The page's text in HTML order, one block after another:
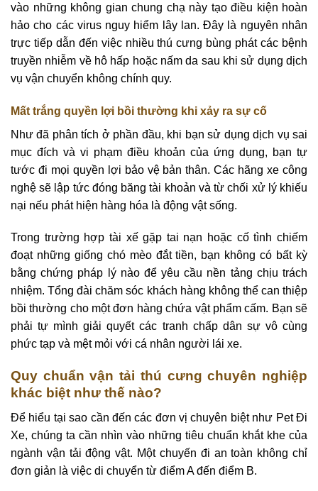
vào những không gian chung chạ này tạo điều kiện hoàn
hảo cho các virus nguy hiểm lây lan. Đây là nguyên nhân
trực tiếp dẫn đến việc nhiều thú cưng bùng phát các bệnh
truyền nhiễm về hô hấp hoặc nấm da sau khi sử dụng dịch
vụ vận chuyển không chính quy.
Mất trắng quyền lợi bồi thường khi xảy ra sự cố
Như đã phân tích ở phần đầu, khi bạn sử dụng dịch vụ sai
mục đích và vi phạm điều khoản của ứng dụng, bạn tự
tước đi mọi quyền lợi bảo vệ bản thân. Các hãng xe công
nghệ sẽ lập tức đóng băng tài khoản và từ chối xử lý khiếu
nại nếu phát hiện hàng hóa là động vật sống.
Trong trường hợp tài xế gặp tai nạn hoặc cố tình chiếm
đoạt những giống chó mèo đắt tiền, bạn không có bất kỳ
bằng chứng pháp lý nào để yêu cầu nền tảng chịu trách
nhiệm. Tổng đài chăm sóc khách hàng không thể can thiệp
bồi thường cho một đơn hàng chứa vật phẩm cấm. Bạn sẽ
phải tự mình giải quyết các tranh chấp dân sự vô cùng
phức tạp và mệt mỏi với cá nhân người lái xe.
Quy chuẩn vận tải thú cưng chuyên nghiệp
khác biệt như thế nào?
Để hiểu tại sao cần đến các đơn vị chuyên biệt như Pet Đi
Xe, chúng ta cần nhìn vào những tiêu chuẩn khắt khe của
ngành vận tải động vật. Một chuyến đi an toàn không chỉ
đơn giản là việc di chuyển từ điểm A đến điểm B.